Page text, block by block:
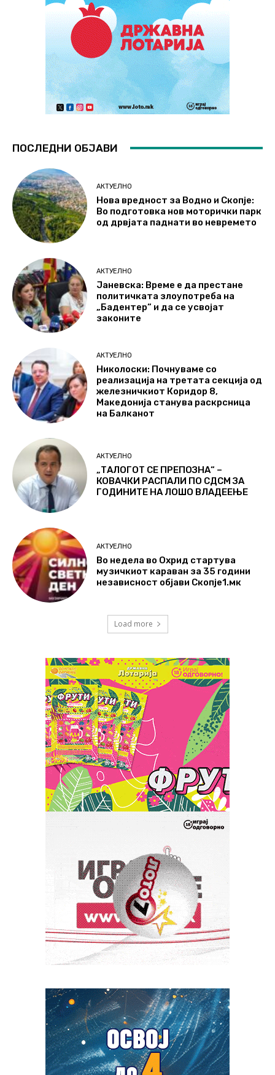
ПОСЛЕДНИ ОБЈАВИ
АКТУЕЛНО
Нова вредност за Водно и Скопје:
Во подготовка нов моторички парк
од дрвјата паднати во невремето
АКТУЕЛНО
Јаневска: Време е да престане
политичката злоупотреба на
„Бадентер“ и да се усвојат
законите
АКТУЕЛНО
Николоски: Почнуваме со
реализација на третата секција од
железничкиот Коридор 8,
Македонија станува раскрсница
на Балканот
АКТУЕЛНО
„ТАЛОГОТ СЕ ПРЕПОЗНА“ –
КОВАЧКИ РАСПАЛИ ПО СДСМ ЗА
ГОДИНИТЕ НА ЛОШО ВЛАДЕЕЊЕ
АКТУЕЛНО
Во недела во Охрид стартува
музичкиот караван за 35 години
независност објави Скопје1.мк
Load more